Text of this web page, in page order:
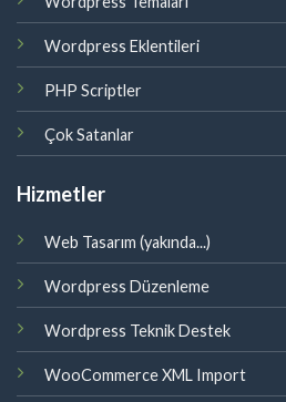
Wordpress Eklentileri
PHP Scriptler
Çok Satanlar
Hizmetler
Web Tasarım (yakında...)
Wordpress Düzenleme
Wordpress Teknik Destek
WooCommerce XML Import